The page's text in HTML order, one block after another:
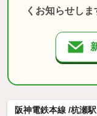
くお知らせしま
阪神電鉄本線 /杭瀬